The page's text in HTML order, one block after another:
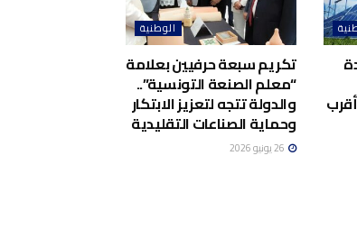
الوطنية
تكريم سبعة حرفيين بعلامة
“معلم الصنعة التونسية”..
والدولة تتجه لتعزيز الابتكار
وحماية الصناعات التقليدية